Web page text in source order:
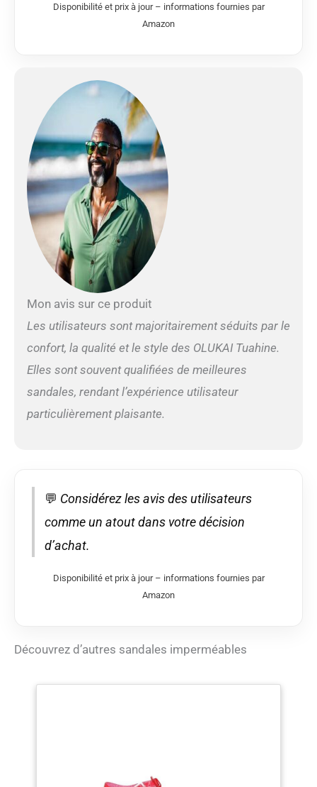
Disponibilité et prix à jour – informations fournies par
Amazon
Mon avis sur ce produit
Les utilisateurs sont majoritairement séduits par le
confort, la qualité et le style des OLUKAI Tuahine.
Elles sont souvent qualifiées de meilleures
sandales, rendant l’expérience utilisateur
particulièrement plaisante.
💬 Considérez les avis des utilisateurs
comme un atout dans votre décision
d’achat.
Disponibilité et prix à jour – informations fournies par
Amazon
Découvrez d’autres sandales imperméables